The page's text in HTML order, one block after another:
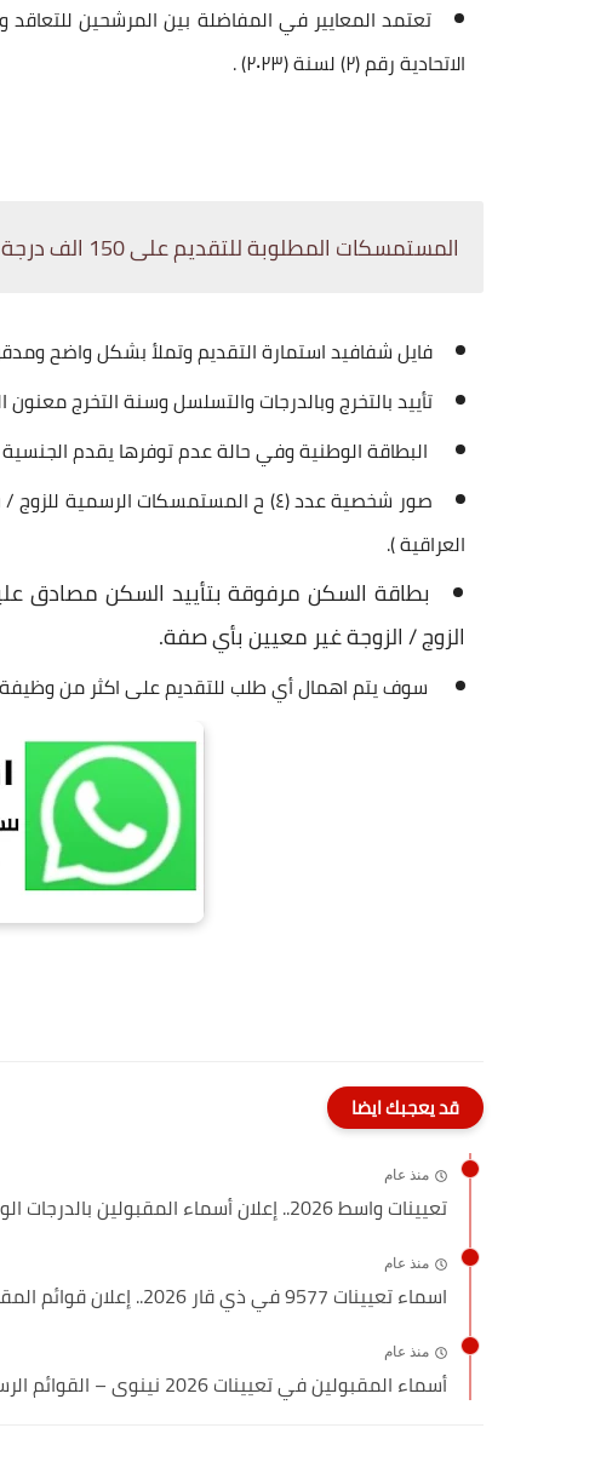
تعتمد المعايير في المفاضلة بين المرشحين
الاتحادية رقم (۲) لسنة (۲۰۲۳) .
المستمسكات المطلوبة للتقديم على 150 الف درجة وظيفية ذي قار
فايل شفافيد استمارة التقديم وتملأ بشكل واضح
تأييد بالتخرج وبالدرجات والتسلسل وسنة التخرج
البطاقة الوطنية وفي حالة عدم توفرها يقدم
صور شخصية عدد (٤) ح المستمسكات
العراقية ).
بطاقة السكن مرفوقة بتأييد السكن مصادق
الزوج / الزوجة غير معيين بأي صفة.
سوف يتم اهمال أي طلب للتقديم على اكثر من وظيفة
قد يعجبك ايضا
منذ عام
تعيينات واسط 2026.. إعلان أسماء المقبولين بالدرجات الوظيفية الجديدة في...
منذ عام
اسماء تعيينات 9577 في ذي قار 2026.. إعلان قوائم المقبولين...
منذ عام
أسماء المقبولين في تعيينات 2026 نينوى – القوائم الرسمية ورابط...